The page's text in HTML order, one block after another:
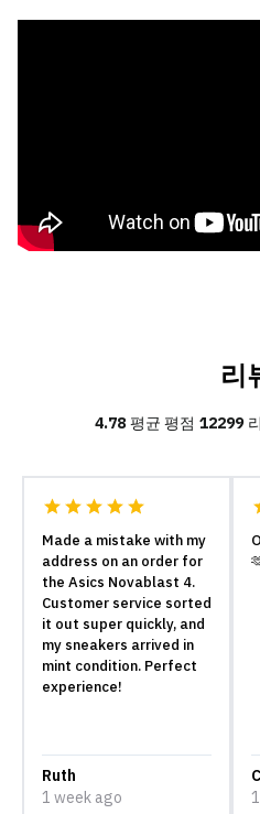
리
4.78 평균 평점 12299
Made a mistake with my
address on an order for
the Asics Novablast 4.
Customer service sorted
it out super quickly, and
my sneakers arrived in
mint condition. Perfect
experience!
Ruth
1 week ago